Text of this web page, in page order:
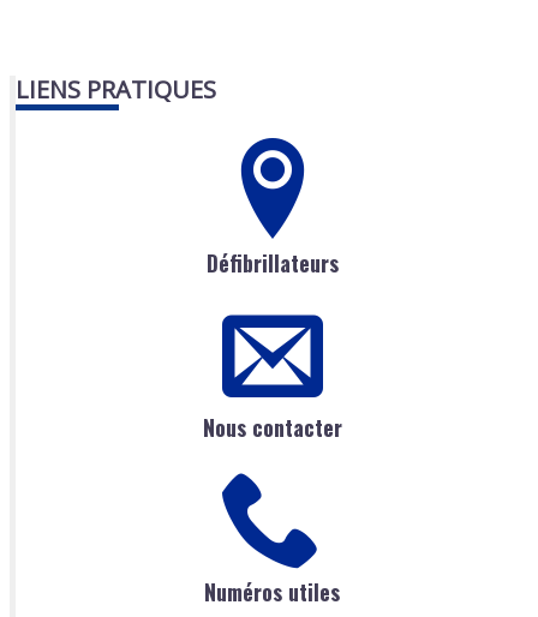
LIENS PRATIQUES
Défibrillateurs
Nous contacter
Numéros utiles